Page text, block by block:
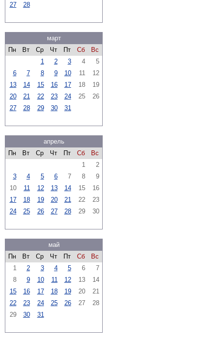
27
28
март
Пн
Вт Ср Чт Пт Сб
Вс
1
2 3 4
5
6
7 8 9 10 11
12
13
14 15 16 17 18
19
20
21 22 23 24 25
26
27
28 29 30 31
апрель
Пн
Вт Ср Чт Пт Сб
Вс
1
2
3
4 5 6 7 8
9
10
11 12 13 14 15
16
17
18 19 20 21 22
23
24
25 26 27 28 29 30
май
Пн
Вт Ср Чт Пт Сб
Вс
1
2 3 4 5 6
7
8
9 10 11 12 13
14
15
16 17 18 19 20
21
22
23 24 25 26 27
28
29
30 31